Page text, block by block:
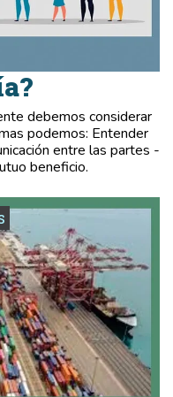
debemos considerar
podemos: Entender
entre las partes -
beneficio.